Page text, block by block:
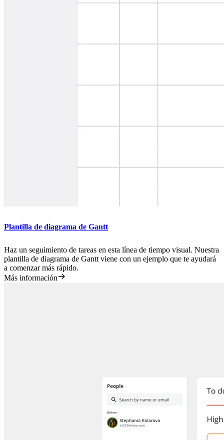
Plantilla de diagrama de Gantt
Haz un seguimiento de tareas en esta línea de tiempo visual. Nuestra
plantilla de diagrama de Gantt viene con un ejemplo que te ayudará
a comenzar más rápido.
Más información